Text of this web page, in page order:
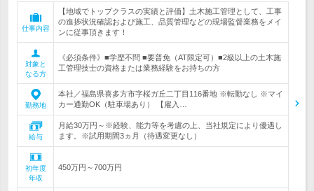
仕事内容
【地域でトップクラスの実績と評価】土木施工管理として、工事
の進捗状況確認および施工、品質管理などの現場監督業務をメイ
ンに従事頂きます！
対象と
なる方
《必須条件》■学歴不問 ■要普免（AT限定可）■2級以上の土木施
工管理技士の資格または業務経験をお持ちの方
勤務地
本社／福島県喜多方市字桜ガ丘二丁目116番地 ※転勤なし ※マイ
カー通勤OK（駐車場あり） 【雇入…
給与
月給30万円～※経験、能力等を考慮の上、当社規定により優遇し
ます。※試用期間3ヵ月（待遇変更なし）
初年度
年収
450万円～700万円